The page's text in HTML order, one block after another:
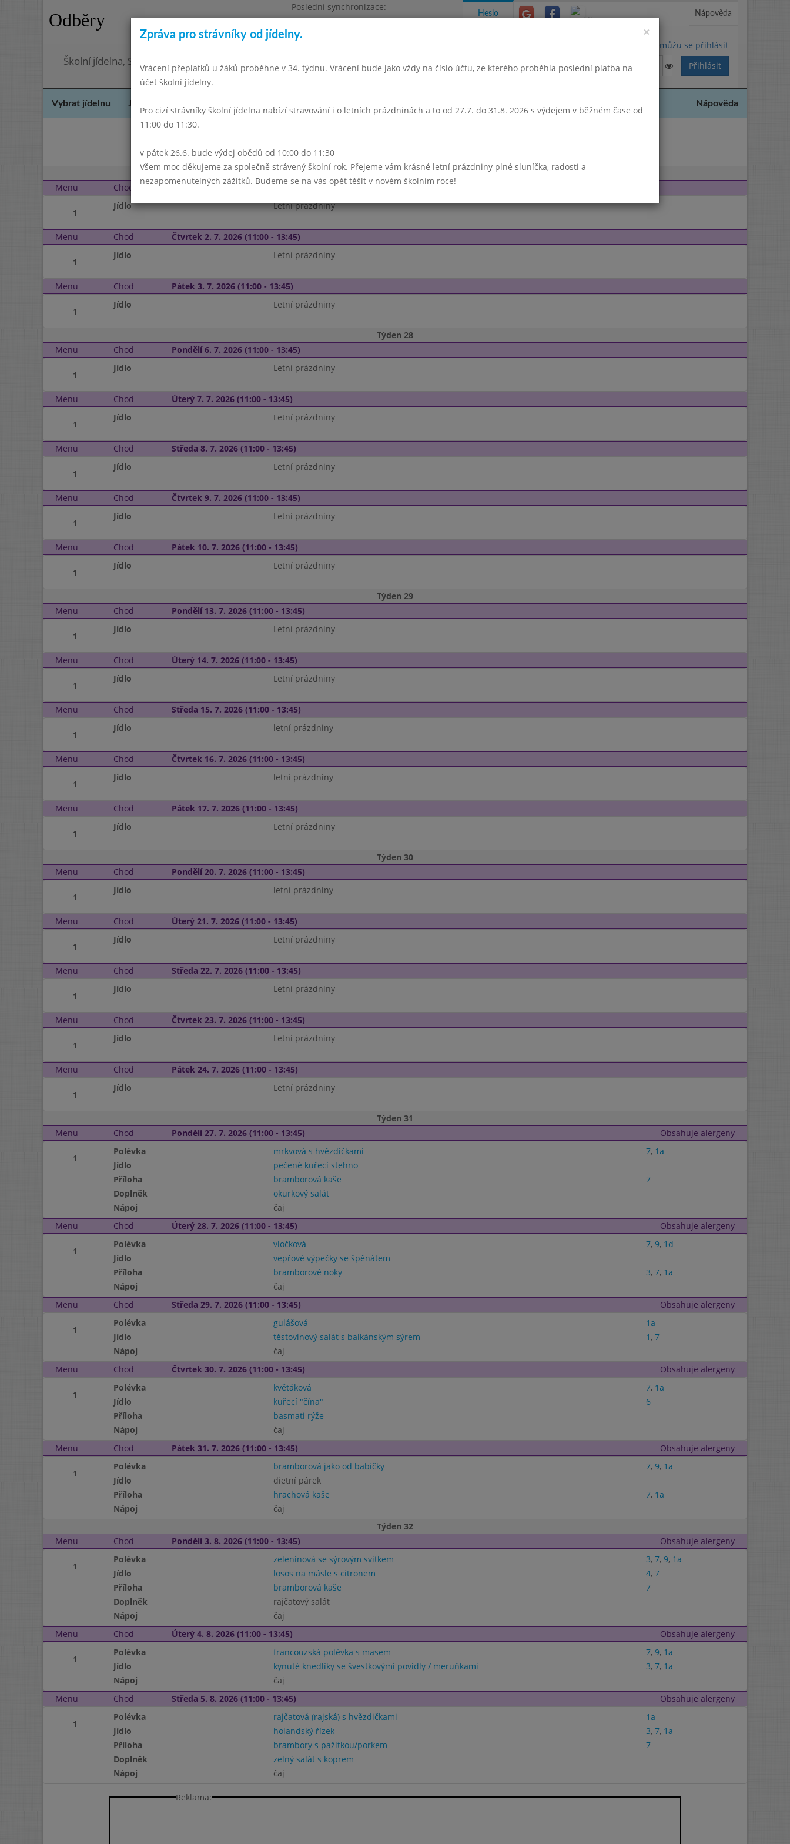
Odběry
Poslední synchronizace:
Středa 5.8.2026 6:37
Omezení objednávek
Školní jídelna, Skuteč, okres Chrudim
Heslo Nápověda
Nemůžu se přihlásit
Vybrat jídelnu Jídelní lístek Nápověda
Týden 27
Menu
Chod Středa 1. 7. 2026 (11:00 - 13:45)
1
Jídlo Letní prázdniny
Menu Chod Čtvrtek 2. 7. 2026 (11:00 - 13:45)
1
Jídlo Letní prázdniny
Menu Chod Pátek 3. 7. 2026 (11:00 - 13:45)
1
Jídlo Letní prázdniny
Týden 28
Menu
Chod Pondělí 6. 7. 2026 (11:00 - 13:45)
1
Jídlo Letní prázdniny
Menu Chod Úterý 7. 7. 2026 (11:00 - 13:45)
1
Jídlo Letní prázdniny
Menu Chod Středa 8. 7. 2026 (11:00 - 13:45)
1
Jídlo Letní prázdniny
Menu Chod Čtvrtek 9. 7. 2026 (11:00 - 13:45)
1
Jídlo Letní prázdniny
Menu Chod Pátek 10. 7. 2026 (11:00 - 13:45)
1
Jídlo Letní prázdniny
Týden 29
Menu
Chod Pondělí 13. 7. 2026 (11:00 - 13:45)
1
Jídlo Letní prázdniny
Menu Chod Úterý 14. 7. 2026 (11:00 - 13:45)
1
Jídlo Letní prázdniny
Menu Chod Středa 15. 7. 2026 (11:00 - 13:45)
1
Jídlo letní prázdniny
Menu Chod Čtvrtek 16. 7. 2026 (11:00 - 13:45)
1
Jídlo letní prázdniny
Menu Chod Pátek 17. 7. 2026 (11:00 - 13:45)
1
Jídlo Letní prázdniny
Týden 30
Menu
Chod Pondělí 20. 7. 2026 (11:00 - 13:45)
1
Jídlo letní prázdniny
Menu Chod Úterý 21. 7. 2026 (11:00 - 13:45)
1
Jídlo Letní prázdniny
Menu Chod Středa 22. 7. 2026 (11:00 - 13:45)
1
Jídlo Letní prázdniny
Menu Chod Čtvrtek 23. 7. 2026 (11:00 - 13:45)
1
Jídlo Letní prázdniny
Menu Chod Pátek 24. 7. 2026 (11:00 - 13:45)
1
Jídlo Letní prázdniny
Týden 31
Menu
Chod Pondělí 27. 7. 2026 (11:00 - 13:45) Obsahuje alergeny
1
Polévka mrkvová s hvězdičkami 7, 1a
Jídlo
pečené kuřecí stehno
Příloha
bramborová kaše
7
Doplněk
okurkový salát
Nápoj
čaj
Menu
Chod Úterý 28. 7. 2026 (11:00 - 13:45) Obsahuje alergeny
1
Polévka vločková 7, 9, 1d
Jídlo
vepřové výpečky se špěnátem
Příloha
bramborové noky 3, 7, 1a
Nápoj
čaj
Menu
Chod Středa 29. 7. 2026 (11:00 - 13:45) Obsahuje alergeny
1
Polévka gulášová
1a
Jídlo
těstovinový salát s balkánským sýrem 1 , 7
Nápoj
čaj
Menu
Chod Čtvrtek 30. 7. 2026 (11:00 - 13:45) Obsahuje alergeny
1
Polévka květáková 7, 1a
Jídlo
kuřecí "čína"
6
Příloha
basmati rýže
Nápoj
čaj
Menu
Chod Pátek 31. 7. 2026 (11:00 - 13:45) Obsahuje alergeny
1
Polévka bramborová jako od babičky 7, 9, 1a
Jídlo
dietní párek
Příloha
hrachová kaše 7, 1a
Nápoj
čaj
Týden 32
Menu
Chod Pondělí 3. 8. 2026 (11:00 - 13:45) Obsahuje alergeny
1
Polévka zeleninová se sýrovým svitkem 3, 7, 9, 1a
Jídlo
losos na másle s citronem 4, 7
Příloha
bramborová kaše
7
Doplněk
rajčatový salát
Nápoj
čaj
Menu
Chod Úterý 4. 8. 2026 (11:00 - 13:45) Obsahuje alergeny
1
Polévka francouzská polévka s masem 7, 9, 1a
Jídlo
kynuté knedlíky se švestkovými povidly / meruňkami 3, 7, 1a
Nápoj
čaj
Menu
Chod Středa 5. 8. 2026 (11:00 - 13:45) Obsahuje alergeny
1
Polévka rajčatová (rajská) s hvězdičkami
1a
Jídlo
holandský řízek 3, 7, 1a
Příloha
brambory s pažitkou/porkem
7
Doplněk
zelný salát s koprem
Nápoj
čaj
Reklama:
×
Zpráva pro strávníky od jídelny.
Vrácení přeplatků u žáků proběhne v 34. týdnu. Vrácení bude jako vždy na číslo účtu, ze kterého proběhla poslední platba na
účet školní jídelny.
Pro cizí strávníky školní jídelna nabízí stravování i o letních prázdninách a to od 27.7. do 31.8. 2026 s výdejem v běžném čase od
11:00 do 11:30.
v pátek 26.6. bude výdej obědů od 10:00 do 11:30
Všem moc děkujeme za společně strávený školní rok. Přejeme vám krásné letní prázdniny plné sluníčka, radosti a
nezapomenutelných zážitků. Budeme se na vás opět těšit v novém školním roce!